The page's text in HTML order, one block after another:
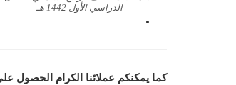
الدراسي الأول 1442 هـ
كما يمكنكم عملائنا الكرام الحصول